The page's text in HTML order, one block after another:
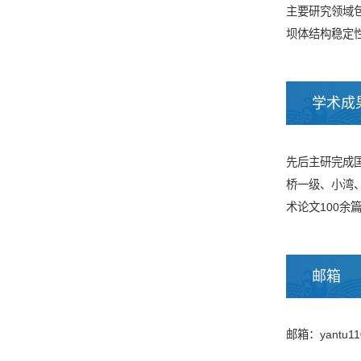
主要研究领域
坝体结构稳定
学术成
先后主研完成
桥一级、小湾
术论文100余
邮箱
邮箱：